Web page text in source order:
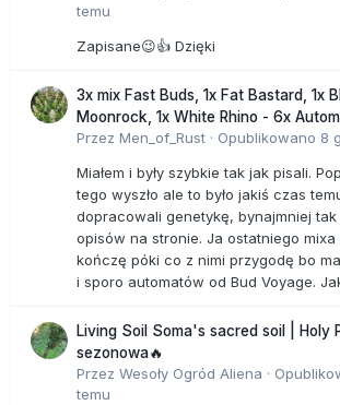
temu
Zapisane😉👍 Dzięki
3x mix Fast Buds, 1x Fat Bastard, 1x
Moonrock, 1x White Rhino - 6x
Przez Men_of_Rust · Opublikowano 8
Miałem i były szybkie tak jak pisali.
tego wyszło ale to było jakiś czas
dopracowali genetykę, bynajmniej
opisów na stronie. Ja ostatniego mixa
kończę póki co z nimi przygodę bo
i sporo automatów od Bud Voyage.
Living Soil Soma's sacred soil | Holy
sezonowa🔥
Przez Wesoły Ogród Aliena ·
temu